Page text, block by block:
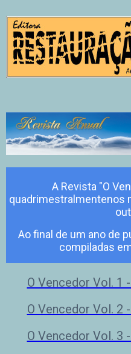
A Revista "O
quadrimestralmentenos
Ao final de um ano de
compiladas
O Vencedor Vol. 1
O Vencedor Vol. 2
O Vencedor Vol. 3